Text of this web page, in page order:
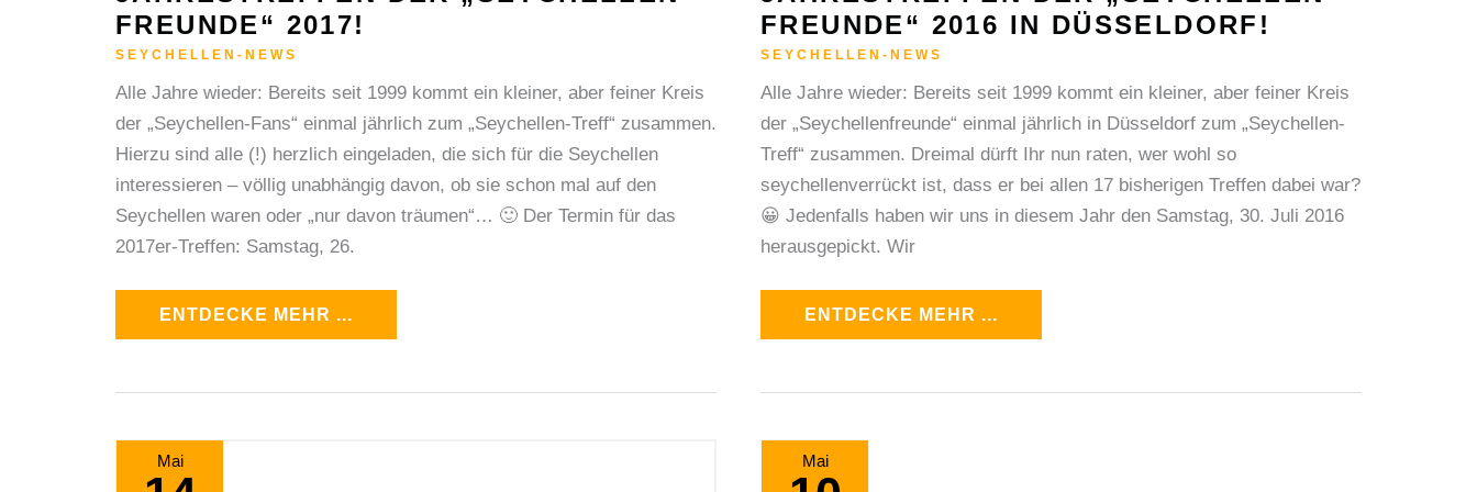
FREUNDE“ 2017!
SEYCHELLEN-NEWS
Alle Jahre wieder: Bereits seit 1999 kommt ein kleiner, aber feiner Kreis
der „Seychellen-Fans“ einmal jährlich zum „Seychellen-Treff“ zusammen.
Hierzu sind alle (!) herzlich eingeladen, die sich für die Seychellen
interessieren – völlig unabhängig davon, ob sie schon mal auf den
Seychellen waren oder „nur davon träumen“… 🙂 Der Termin für das
2017er-Treffen: Samstag, 26.
ENTDECKE MEHR ...
FREUNDE“ 2016 IN DÜSSELDORF!
SEYCHELLEN-NEWS
Alle Jahre wieder: Bereits seit 1999 kommt ein kleiner, aber feiner Kreis
der „Seychellenfreunde“ einmal jährlich in Düsseldorf zum „Seychellen-
Treff“ zusammen. Dreimal dürft Ihr nun raten, wer wohl so
seychellenverrückt ist, dass er bei allen 17 bisherigen Treffen dabei war?
😀 Jedenfalls haben wir uns in diesem Jahr den Samstag, 30. Juli 2016
herausgepickt. Wir
ENTDECKE MEHR ...
Mai
HOCHZEITSFOTOGRAF-
SEYCHELLEN.DE
Mai
BEI
WELCHEM